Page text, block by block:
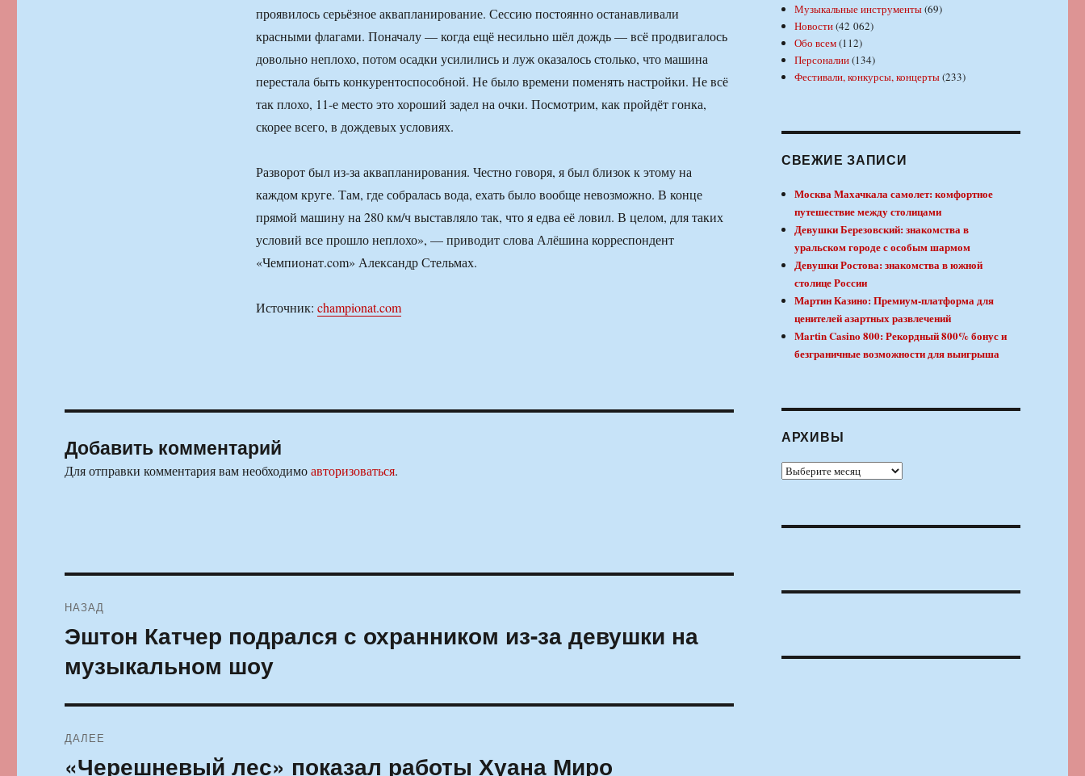
проявилось серьёзное аквапланирование. Сессию постоянно останавливали
красными флагами. Поначалу — когда ещё несильно шёл дождь — всё продвигалось
довольно неплохо, потом осадки усилились и луж оказалось столько, что машина
перестала быть конкурентоспособной. Не было времени поменять настройки. Не всё
так плохо, 11-е место это хороший задел на очки. Посмотрим, как пройдёт гонка,
скорее всего, в дождевых условиях.
Разворот был из-за аквапланирования. Честно говоря, я был близок к этому на
каждом круге. Там, где собралась вода, ехать было вообще невозможно. В конце
прямой машину на 280 км/ч выставляло так, что я едва её ловил. В целом, для таких
условий все прошло неплохо», — приводит слова Алёшина корреспондент
«Чемпионат.com» Александр Стельмах.
Источник: championat.com
Добавить комментарий
Для отправки комментария вам необходимоавторизоваться.
по
записям
НАЗАД
Предыдущая
Эштон Катчер подрался с охранником из-за девушки на
музыкальном шоу
ДАЛЕЕ
Следующая
«Черешневый лес» показал работы Хуана Миро
Музыкальные инструменты(69)
Новости(42 062)
Обо всем(112)
Персоналии(134)
Фестивали, конкурсы, концерты(233)
СВЕЖИЕ ЗАПИСИ
Москва Махачкала самолет: комфортное
путешествие между столицами
Девушки Березовский: знакомства в
уральском городе с особым шармом
Девушки Ростова: знакомства в южной
столице России
Мартин Казино: Премиум-платформа для
ценителей азартных развлечений
Martin Casino 800: Рекордный 800% бонус и
безграничные возможности для выигрыша
АРХИВЫ
Архивы